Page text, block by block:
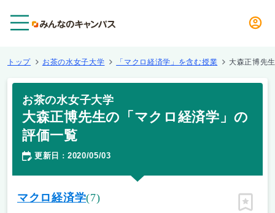
トップ お茶の水女子大学 「マクロ経済学」を含む授業 大森正博先
お茶の水女子大学
大森正博先生の「マクロ経済学」の
評価一覧
更新日 ： 2020/05/03
マクロ経済学(7)
ピン留